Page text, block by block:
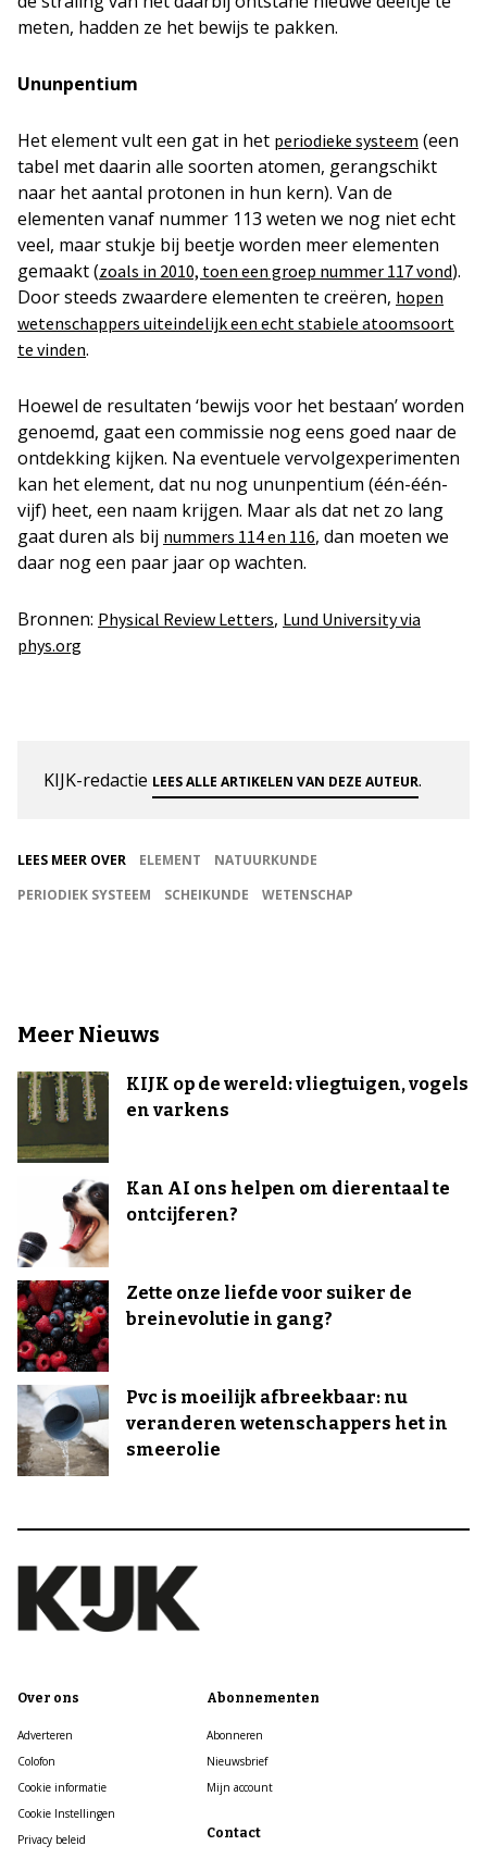
meten, hadden ze het bewijs te pakken.
Ununpentium
Het element vult een gat in het periodieke systeem (een
tabel met daarin alle soorten atomen, gerangschikt
naar het aantal protonen in hun kern). Van de
elementen vanaf nummer 113 weten we nog niet echt
veel, maar stukje bij beetje worden meer elementen
gemaakt (zoals in 2010, toen een groep nummer 117 vond).
Door steeds zwaardere elementen te creëren, hopen
wetenschappers uiteindelijk een echt stabiele atoomsoort
te vinden.
Hoewel de resultaten ‘bewijs voor het bestaan’ worden
genoemd, gaat een commissie nog eens goed naar de
ontdekking kijken. Na eventuele vervolgexperimenten
kan het element, dat nu nog ununpentium (één-één-
vijf) heet, een naam krijgen. Maar als dat net zo lang
gaat duren als bij nummers 114 en 116, dan moeten we
daar nog een paar jaar op wachten.
Bronnen: Physical Review Letters, Lund University via
phys.org
KIJK-redactie LEES ALLE ARTIKELEN VAN DEZE AUTEUR.
LEES MEER OVER ELEMENT
NATUURKUNDE
PERIODIEK SYSTEEM
SCHEIKUNDE WETENSCHAP
Meer Nieuws
KIJK op de wereld: vliegtuigen, vogels
en varkens
Kan AI ons helpen om dierentaal te
ontcijferen?
Zette onze liefde voor suiker de
breinevolutie in gang?
Pvc is moeilijk afbreekbaar: nu
veranderen wetenschappers het in
smeerolie
Over ons
Adverteren
Colofon
Cookie informatie
Cookie Instellingen
Privacy beleid
Abonnementen
Abonneren
Nieuwsbrief
Mijn account
Contact